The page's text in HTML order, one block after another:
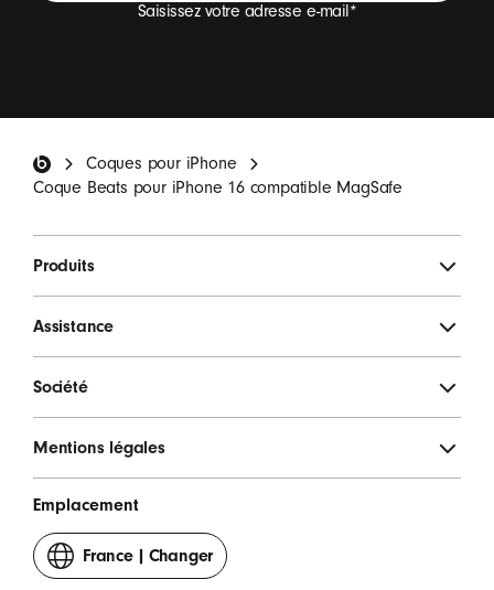
Saisissez votre adresse e-mail *
occasionnelles.*
S'INSCRIRE
Coques pour iPhone
Coque Beats pour iPhone 16 compatible MagSafe
Produits
Assistance
Société
Mentions légales
Emplacement
France Changer
votre